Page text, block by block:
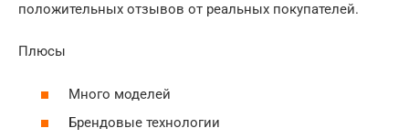
положительных отзывов от реальных покупателей.
Плюсы
Много моделей
Брендовые технологии